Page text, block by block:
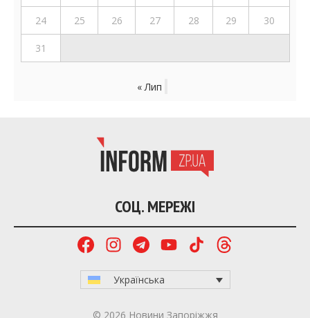
24 25 26 27 28 29 30
31
« Лип
СОЦ. МЕРЕЖІ
Українська
© 2026 Новини Запоріжжя